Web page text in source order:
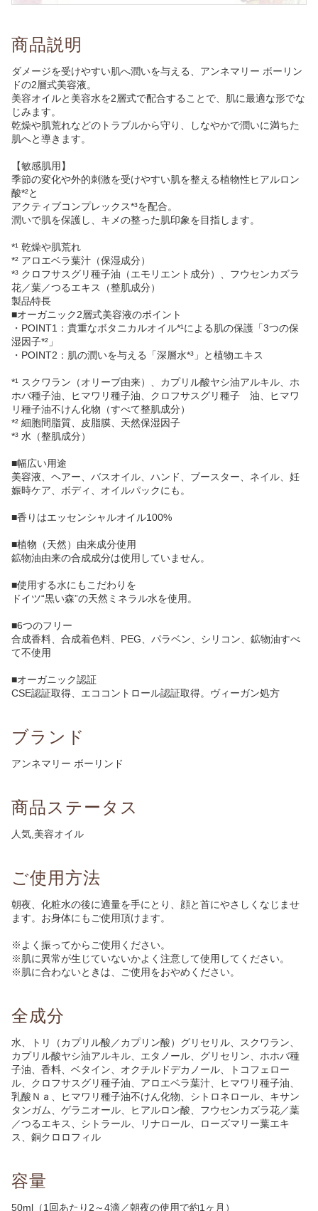
商品説明
ダメージを受けやすい肌へ潤いを与える、アンネマリー ボーリン
ドの2層式美容液。
美容オイルと美容水を2層式で配合することで、肌に最適な形でな
じみます。
乾燥や肌荒れなどのトラブルから守り、しなやかで潤いに満ちた
肌へと導きます。
【敏感肌用】
季節の変化や外的刺激を受けやすい肌を整える植物性ヒアルロン
酸*²と
アクティブコンプレックス*³を配合。
潤いで肌を保護し、キメの整った肌印象を目指します。
*¹ 乾燥や肌荒れ
*² アロエベラ葉汁（保湿成分）
*³ クロフサスグリ種子油（エモリエント成分）、フウセンカズラ
花／葉／つるエキス（整肌成分）
製品特長
■オーガニック2層式美容液のポイント
・POINT1：貴重なボタニカルオイル*¹による肌の保護「3つの保
湿因子*²」
・POINT2：肌の潤いを与える「深層水*³」と植物エキス
*¹ スクワラン（オリーブ由来）、カプリル酸ヤシ油アルキル、ホ
ホバ種子油、ヒマワリ種子油、クロフサスグリ種子 油、ヒマワ
リ種子油不けん化物（すべて整肌成分）
*² 細胞間脂質、皮脂膜、天然保湿因子
*³ 水（整肌成分）
■幅広い用途
美容液、ヘアー、バスオイル、ハンド、ブースター、ネイル、妊
娠時ケア、ボディ、オイルパックにも。
■香りはエッセンシャルオイル100%
■植物（天然）由来成分使用
鉱物油由来の合成成分は使用していません。
■使用する水にもこだわりを
ドイツ“黒い森”の天然ミネラル水を使用。
■6つのフリー
合成香料、合成着色料、PEG、パラベン、シリコン、鉱物油すべ
て不使用
■オーガニック認証
CSE認証取得、エココントロール認証取得。ヴィーガン処方
ブランド
アンネマリー ボーリンド
商品ステータス
人気,美容オイル
ご使用方法
朝夜、化粧水の後に適量を手にとり、顔と首にやさしくなじませ
ます。お身体にもご使用頂けます。
※よく振ってからご使用ください。
※肌に異常が生じていないかよく注意して使用してください。
※肌に合わないときは、ご使用をおやめください。
全成分
水、トリ（カプリル酸／カプリン酸）グリセリル、スクワラン、
カプリル酸ヤシ油アルキル、エタノール、グリセリン、ホホバ種
子油、香料、ベタイン、オクチルドデカノール、トコフェロー
ル、クロフサスグリ種子油、アロエベラ葉汁、ヒマワリ種子油、
乳酸Ｎａ、ヒマワリ種子油不けん化物、シトロネロール、キサン
タンガム、ゲラニオール、ヒアルロン酸、フウセンカズラ花／葉
／つるエキス、シトラール、リナロール、ローズマリー葉エキ
ス、銅クロロフィル
容量
50ml（1回あたり2～4滴／朝夜の使用で約1ヶ月）